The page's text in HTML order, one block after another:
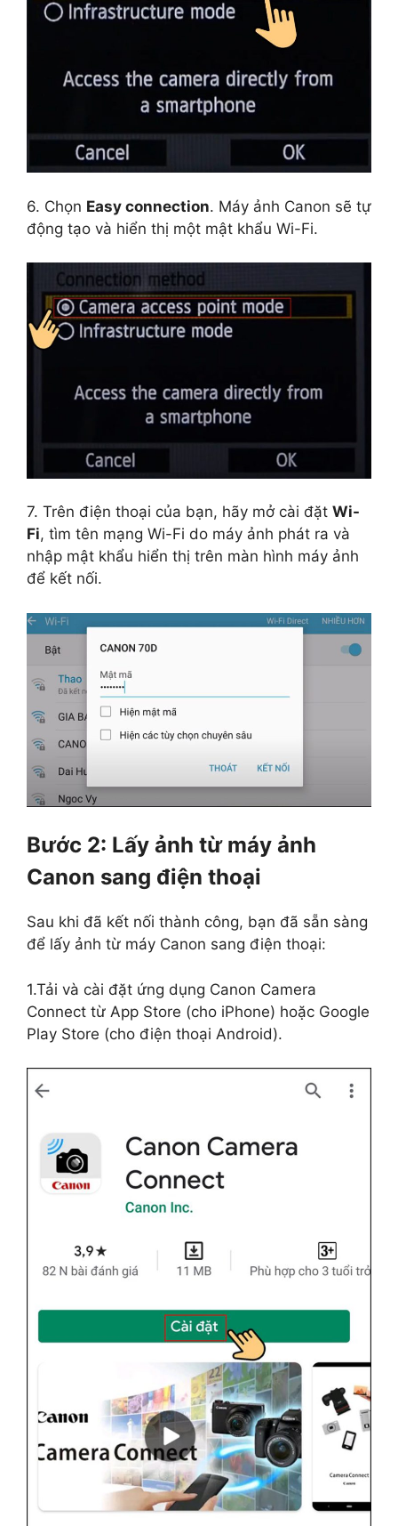
6. Chọn Easy connection. Máy ảnh Canon sẽ tự
động tạo và hiển thị một mật khẩu Wi-Fi.
7. Trên điện thoại của bạn, hãy mở cài đặt Wi-
Fi, tìm tên mạng Wi-Fi do máy ảnh phát ra và
nhập mật khẩu hiển thị trên màn hình máy ảnh
để kết nối.
Bước 2: Lấy ảnh từ máy ảnh
Canon sang điện thoại
Sau khi đã kết nối thành công, bạn đã sẵn sàng
để lấy ảnh từ máy Canon sang điện thoại:
1.Tải và cài đặt ứng dụng Canon Camera
Connect từ App Store (cho iPhone) hoặc Google
Play Store (cho điện thoại Android).